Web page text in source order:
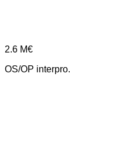
2.6 M€
OS/OP interpro.